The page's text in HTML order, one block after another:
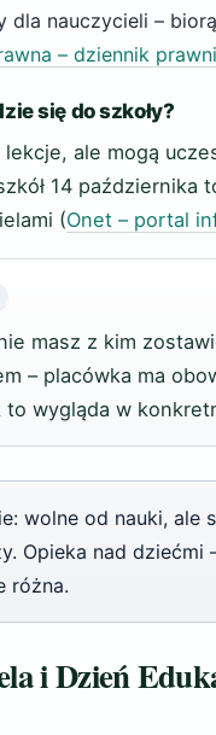
dla nauczycieli –
– dziennik
się do szkoły?
ale mogą
14 października
(Onet – portal
masz z kim
– placówka ma
wygląda w
wolne od nauki, ale
Opieka nad dziećmi
różna.
i Dzień